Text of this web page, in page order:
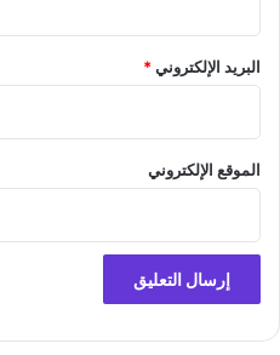
البريد الإلكتروني*
الموقع الإلكتروني